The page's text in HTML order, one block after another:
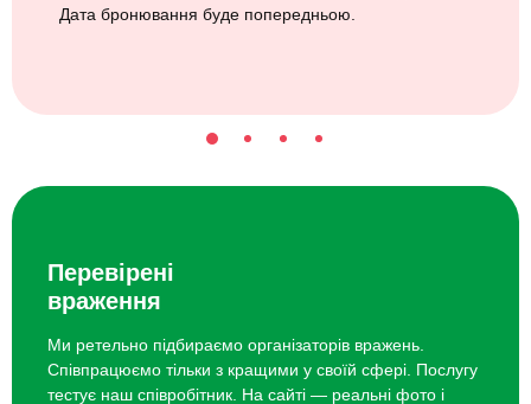
Дата бронювання буде попередньою.
Перевірені
враження
Ми ретельно підбираємо організаторів вражень.
Співпрацюємо тільки з кращими у своїй сфері. Послугу
тестує наш співробітник. На сайті — реальні фото і